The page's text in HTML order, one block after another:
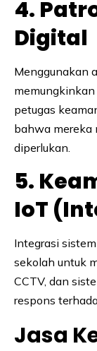
4.
Digital
Menggunakan
petugas
bahwa mereka
diperlukan.
5.
IoT
Integrasi
sekolah untuk
CCTV, dan
respons
Jasa